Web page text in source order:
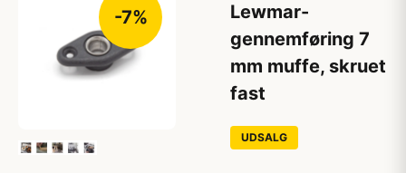
-7%
Lewmar-
gennemføring 7
mm muffe, skruet
fast
UDSALG